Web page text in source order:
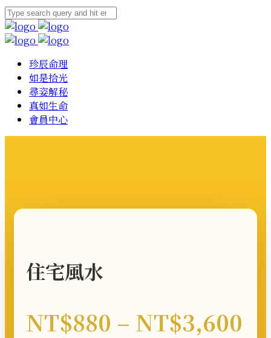
珍辰命理
如是拾光
尋姿解秘
真如生命
會員中心
住宅風水
NT$880 – NT$3,600